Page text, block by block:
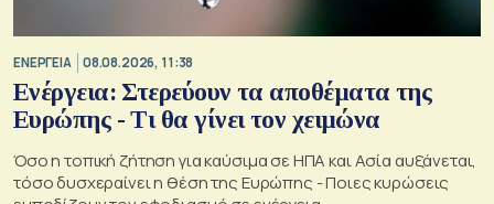
ΕΝΕΡΓΕΙΑ 08.08.2026, 11:38
Ενέργεια: Στερεύουν τα αποθέματα της
Ευρώπης - Τι θα γίνει τον χειμώνα
Όσο η τοπική ζήτηση για καύσιμα σε ΗΠΑ και Ασία αυξάνεται,
τόσο δυσχεραίνει η θέση της Ευρώπης - Ποιες κυρώσεις